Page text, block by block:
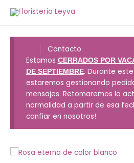
contenido
Contacto
Estamos CERRADOS POR
DE SEPTIEMBRE. Durante
estaremos gestionando
mensajes. Retomaremos la
normalidad a partir de esa
confiar en nosotros!